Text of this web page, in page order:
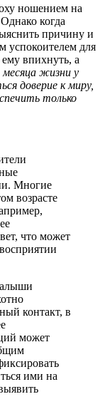
ношением на
когда
причину и
успокоителем для
впихнуть, а
месяца жизни у
доверие к миру,
только
Многие
возрасте
что может
контакт, в
может
ими на